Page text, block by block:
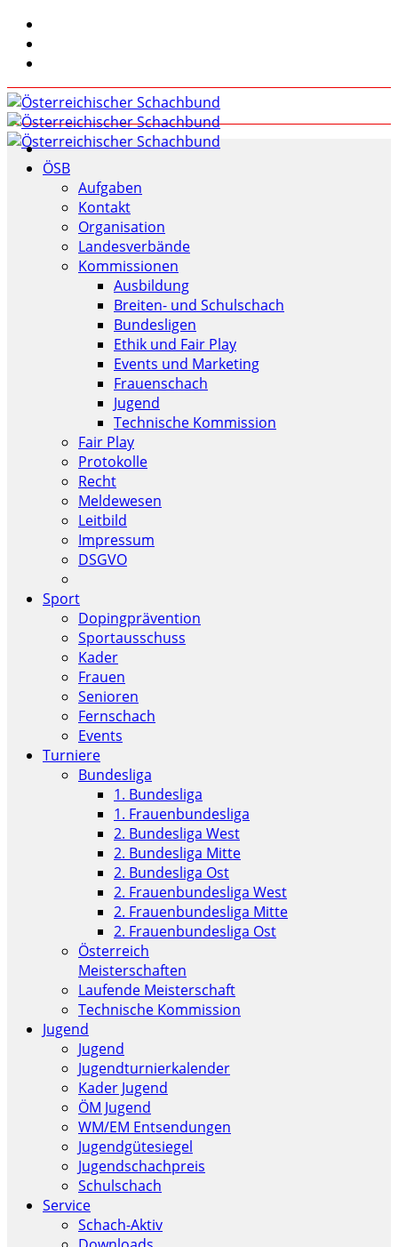
ÖSB
Aufgaben
Kontakt
Organisation
Landesverbände
Kommissionen
Ausbildung
Breiten- und Schulschach
Bundesligen
Ethik und Fair Play
Events und Marketing
Frauenschach
Jugend
Technische Kommission
Fair Play
Protokolle
Recht
Meldewesen
Leitbild
Impressum
DSGVO
Sport
Dopingprävention
Sportausschuss
Kader
Frauen
Senioren
Fernschach
Events
Turniere
Bundesliga
1. Bundesliga
1. Frauenbundesliga
2. Bundesliga West
2. Bundesliga Mitte
2. Bundesliga Ost
2. Frauenbundesliga West
2. Frauenbundesliga Mitte
2. Frauenbundesliga Ost
Österreich
Meisterschaften
Laufende Meisterschaft
Technische Kommission
Jugend
Jugend
Jugendturnierkalender
Kader Jugend
ÖM Jugend
WM/EM Entsendungen
Jugendgütesiegel
Jugendschachpreis
Schulschach
Service
Schach-Aktiv